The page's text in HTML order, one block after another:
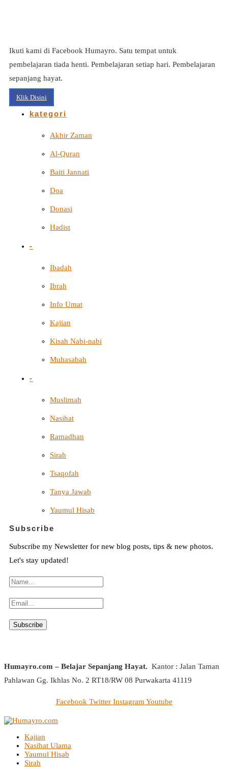
Ikuti kami di Facebook Humayro. Satu tempat untuk
pembelajaran tiada henti. Pembelajaran setiap hari. Pembelajaran
sepanjang hayat.
Klik Disini
kategori
Akhir Zaman
Al-Quran
Baiti Jannati
Doa
Donasi
Hadist
-
Ibadah
Ibrah
Info Umat
Kajian
Kisah Nabi-nabi
Muhasabah
-
Muslimah
Nasihat
Ramadhan
Sirah
Tsaqofah
Tanya Jawab
Yaumul Hisab
Subscribe
Subscribe my Newsletter for new blog posts, tips & new photos.
Let's stay updated!
Humayro.com – Belajar Sepanjang Hayat. Kantor : Jalan Taman
Pahlawan Gg. Ikhlas No. 2 RT18/RW 08 Purwakarta 41119
Facebook Twitter Instagram Youtube
Kajian
Nasihat Ulama
Yaumul Hisab
Sirah